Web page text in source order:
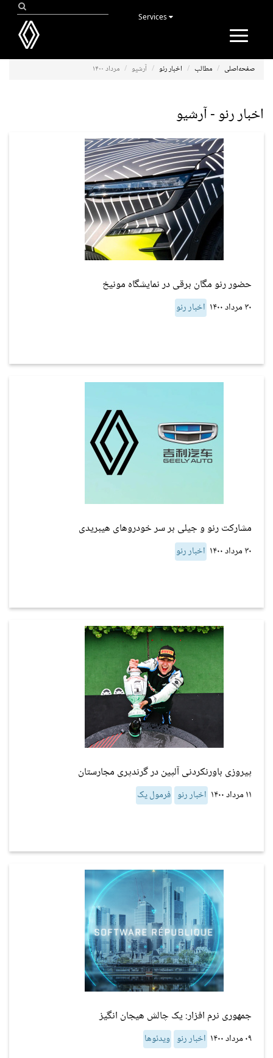
Toggle
صفحه‌اصلی مطالب اخبار رنو آرشیو مرداد ۱۴۰۰
اخبار رنو - آرشیو
حضور رنو مگان برقی در نمایشگاه مونیخ
۳۰ مرداد ۱۴۰۰ اخبار رنو
مشارکت رنو و جیلی بر سر خودروهای هیبریدی
۳۰ مرداد ۱۴۰۰ اخبار رنو
پیروزی باورنکردنی آلپین در گرندپری مجارستان
۱۱ مرداد ۱۴۰۰ اخبار رنو فرمول یک
جمهوری نرم افزار: یک چالش هیجان انگیز
۰۹ مرداد ۱۴۰۰ اخبار رنو ویدئوها